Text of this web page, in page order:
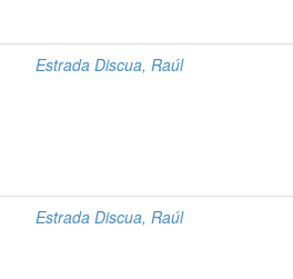
Estrada Discua, Raúl
Estrada Discua, Raúl